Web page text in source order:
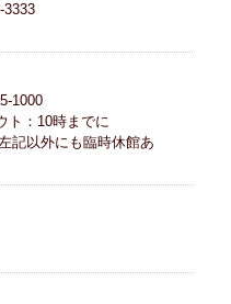
3333
1000
ト：10時までに
記以外にも臨時休館あ